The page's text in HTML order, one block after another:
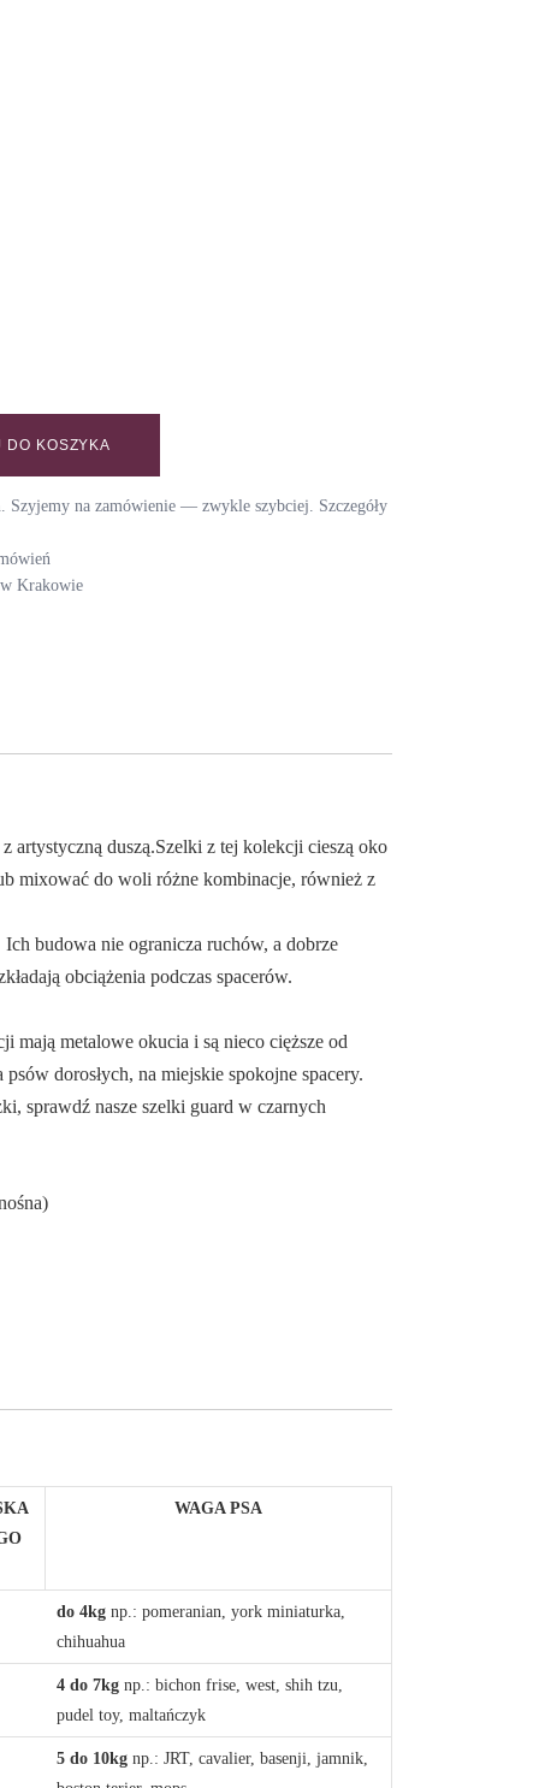
HERBARIUM / SUMMER AZZURE quantity
DO KOSZYKA
Szyjemy na zamówienie — zwykle szybciej. Szczegóły
Krakowie
artystyczną duszą.Szelki z tej kolekcji cieszą oko
mixować do woli różne kombinacje, również z
budowa nie ogranicza ruchów, a dobrze
obciążenia podczas spacerów.
mają metalowe okucia i są nieco cięższe od
dorosłych, na miejskie spokojne spacery.
sprawdź nasze szelki guard w czarnych
WAGA PSA
do 4kg np.: pomeranian, york miniaturka,
chihuahua
4 do 7kg np.: bichon frise, west, shih tzu,
pudel toy, maltańczyk
5 do 10kg np.: JRT, cavalier, basenji, jamnik,